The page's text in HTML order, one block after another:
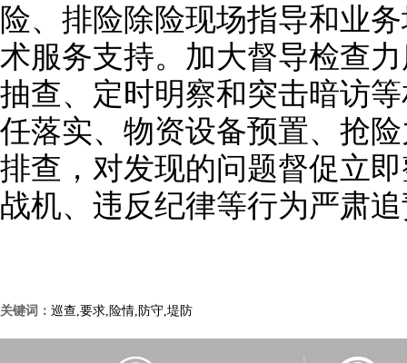
险、排险除险现场指导和业
术服务支持。加大督导检查
抽查、定时明察和突击暗访
任落实、物资设备预置、抢
排查，对发现的问题督促立
战机、违反纪律等行为严肃
关键词： 巡查,要求,险情,防守,堤防